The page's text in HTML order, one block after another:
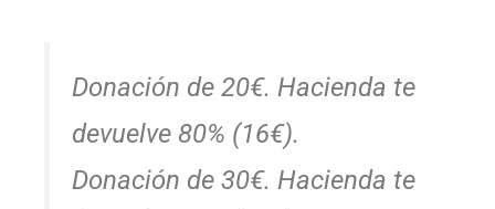
Donación de 20€. Hacienda te
devuelve 80% (16€).
Donación de 30€. Hacienda te